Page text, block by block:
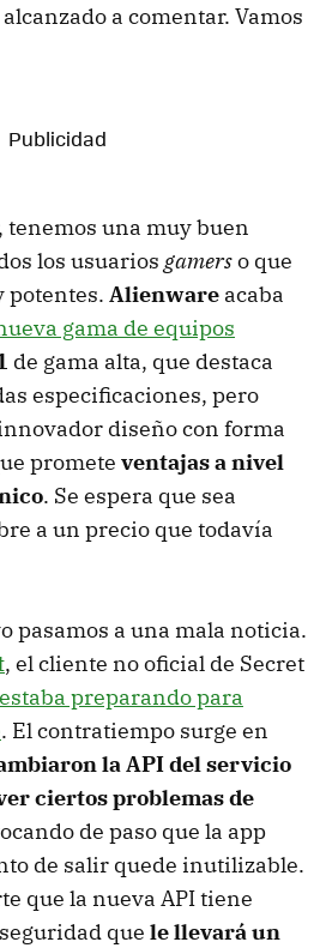
a comentar. Vamos
una muy buen
los usuarios gamerso que
potentes. Alienware acaba
gama de equipos
de gama alta, que destaca
especificaciones, pero
diseño con forma
promete ventajas a nivel
. Se espera que sea
a un precio que todavía
pasamos a una mala noticia.
, el cliente no oficial de Secret
preparando para
. El contratiempo surge en
la API del servicio
ciertos problemas de
de paso que la app
de salir quede inutilizable.
que la nueva API tiene
que le llevará un